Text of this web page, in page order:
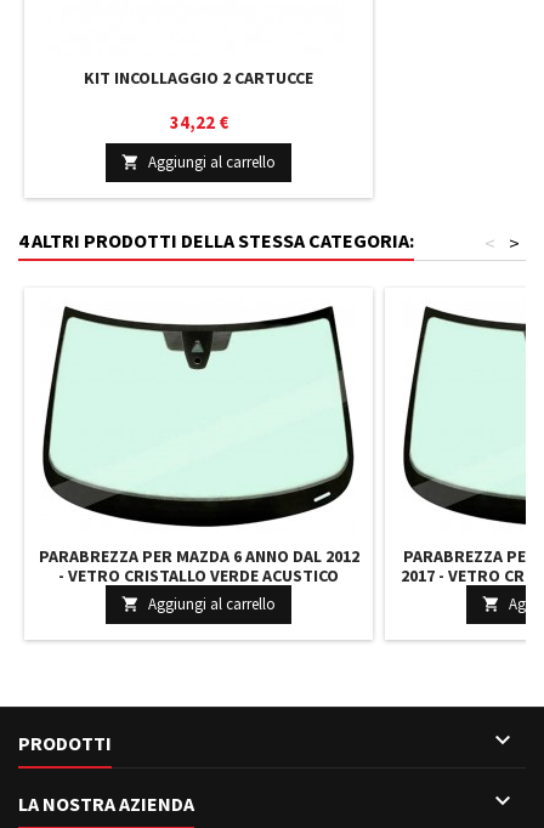
KIT INCOLLAGGIO 2 CARTUCCE
Prezzo
34,22 €
 Aggiungi al carrello
4 ALTRI PRODOTTI DELLA STESSA CATEGORIA: >
<
PARABREZZA PER MAZDA 6 ANNO DAL 2012
- VETRO CRISTALLO VERDE ACUSTICO
INCAPSULATO RICAMBIO PREDISP. CAM
5180AGACW GHR163900A9D
 Aggiungi al carrello
PARABREZZA PER
2017 - VETRO

PRODOTTI 
LA NOSTRA AZIENDA 